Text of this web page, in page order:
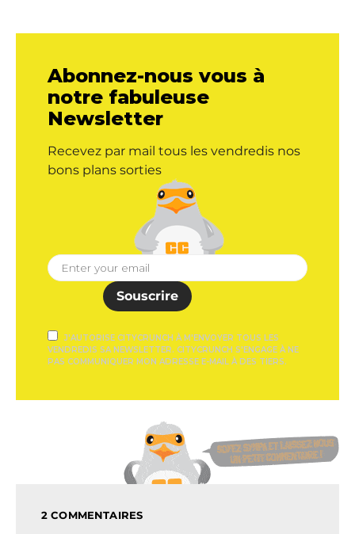
Abonnez-nous vous à
notre fabuleuse
Newsletter
Recevez par mail tous les vendredis nos
bons plans sorties
Souscrire
J'AUTORISE CITYCRUNCH À M'ENVOYER TOUS LES
VENDREDIS SA NEWSLETTER. CITYCRUNCH S'ENGAGE À NE
PAS COMMUNIQUER MON ADRESSE E-MAIL À DES TIERS.
2 COMMENTAIRES